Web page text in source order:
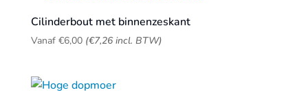
Cilinderbout met binnenzeskant
Vanaf €6,00 (€7,26incl. BTW)